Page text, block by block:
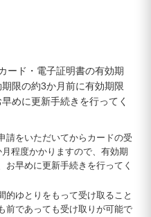
ード・電子証明書の有効期
限の約3か月前に有効期限
めに更新手続きを行ってく
請をいただいてからカードの受
程度かかりますので、有効期
お早めに更新手続きを行ってく
的ゆとりをもって受け取ること
前であっても受け取りが可能で